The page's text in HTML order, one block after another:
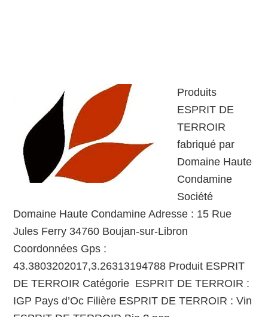
Produits
ESPRIT DE
TERROIR
fabriqué par
Domaine Haute
Condamine
Société
Domaine Haute Condamine Adresse : 15 Rue
Jules Ferry 34760 Boujan-sur-Libron
Coordonnées Gps :
43.3803202017,3.26313194788 Produit ESPRIT
DE TERROIR Catégorie ESPRIT DE TERROIR :
IGP Pays d’Oc Filière ESPRIT DE TERROIR : Vin